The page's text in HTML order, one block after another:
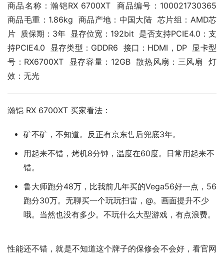
商品名称：瀚铠RX 6700XT  商品编号：100021730365
商品毛重：1.86kg  商品产地：中国大陆  芯片组：AMD芯
片  质保期：3年  显存位宽：192bit  是否支持PCIE4.0：支
持PCIE4.0  显存类型：GDDR6  接口：HDMI，DP  显卡型
号：RX6700XT  显存容量：12GB  散热风扇：三风扇  灯
效：无光
瀚铠 RX 6700XT 买家看法：
矿不矿，不知道。反正有京东售后兜底3年。
用起来不错，烤机8分钟，温度在60度。日常用起来不
错。
鲁大师跑分48万，比我前几年买的Vega56好一点，56
跑分30万。无聊买一个玩玩扫雷，@。画面提升不少
哦。当然也没有多少。不玩什么大型游戏，有点浪费。
性能还不错，就是不知道这个牌子的保修会不会好，看官网